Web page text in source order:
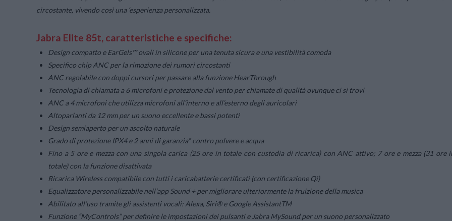
circostante, vivendo così una ‘esperienza personalizzata.
Jabra Elite 85t, caratteristiche e specifiche:
Design compatto e EarGels™ ovali in silicone per una tenuta sicura e una vestibilità comoda
Specifico chip ANC per la rimozione dei rumori circostanti
ANC regolabile con doppi cursori per passare alla funzione HearThrough
Tecnologia di chiamata a 6 microfoni e protezione dal vento per chiamate di qualità ovunque ci si trovi
ANC a 4 microfoni che utilizza microfoni all’interno e all’esterno degli auricolari
Altoparlanti da 12 mm per un suono eccellente e bassi potenti
Design semiaperto per un ascolto naturale
Grado di protezione IPX4 e 2 anni di garanzia* contro polvere e acqua
Fino a 5 ore e mezza con una singola carica (25 ore in totale con custodia di ricarica) con ANC attivo; 7 ore e mezza (31 ore
totale) con la funzione disattivata
Ricarica Wireless compatibile con tutti i caricabatterie certificati (con certificazione Qi)
Equalizzatore personalizzabile nell’app Sound + per migliorare ulteriormente la fruizione della musica
Abilitato all’uso tramite gli assistenti vocali: Alexa, Siri® e Google AssistantTM
Funzione “MyControls” per definire le impostazioni dei pulsanti e Jabra MySound per un suono personalizzato